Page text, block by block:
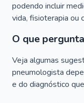
podendo incluir
vida, fisioterapia ou
O que
Veja algumas
pneumologista
e do diagnóstico